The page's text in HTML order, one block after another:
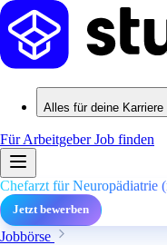
Alles für deine Karriere
Für ArbeitgeberJob finden
Chefarzt für Neuropädiatrie
Jetzt bewerben
Jobbörse